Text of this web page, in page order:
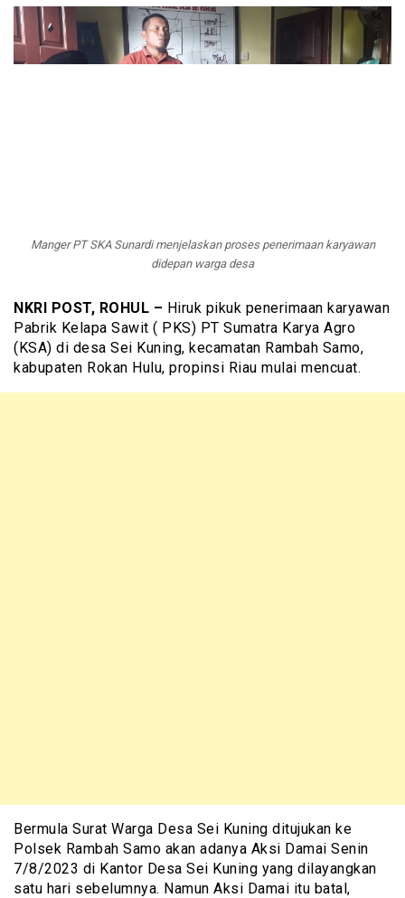
Manger PT SKA Sunardi menjelaskan proses penerimaan karyawan
didepan warga desa
NKRI POST, ROHUL – Hiruk pikuk penerimaan karyawan
Pabrik Kelapa Sawit ( PKS) PT Sumatra Karya Agro
(KSA) di desa Sei Kuning, kecamatan Rambah Samo,
kabupaten Rokan Hulu, propinsi Riau mulai mencuat.
Bermula Surat Warga Desa Sei Kuning ditujukan ke
Polsek Rambah Samo akan adanya Aksi Damai Senin
7/8/2023 di Kantor Desa Sei Kuning yang dilayangkan
satu hari sebelumnya. Namun Aksi Damai itu batal,